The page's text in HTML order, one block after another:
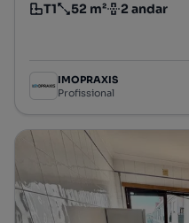
Tipologia
T1
Preço por metro quadrado
52 m²
Andar 2 andar
IMOPRAXIS
Profissional